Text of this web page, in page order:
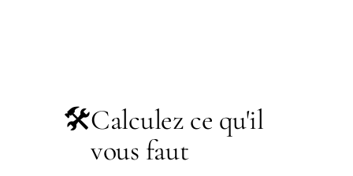
🛠️Calculez ce qu'il
vous faut